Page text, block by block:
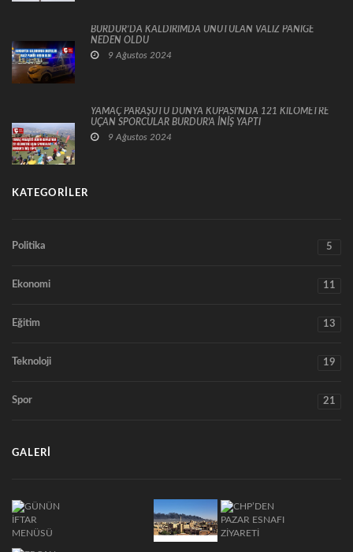
BURDUR’DA KALDIRIMDA UNUTULAN VALİZ PANİĞE
NEDEN OLDU
9 Ağustos 2024
YAMAÇ PARAŞÜTÜ DÜNYA KUPASI'NDA 121 KİLOMETRE
UÇAN SPORCULAR BURDUR'A İNİŞ YAPTI
9 Ağustos 2024
KATEGORILER
Politika 5
Ekonomi 11
Eğitim 13
Teknoloji 19
Spor 21
GALERI